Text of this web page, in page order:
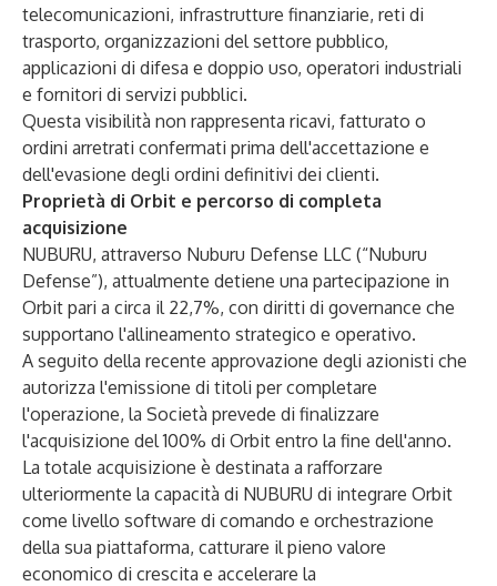
telecomunicazioni, infrastrutture finanziarie, reti di
trasporto, organizzazioni del settore pubblico,
applicazioni di difesa e doppio uso, operatori industriali
e fornitori di servizi pubblici.
Questa visibilità non rappresenta ricavi, fatturato o
ordini arretrati confermati prima dell'accettazione e
dell'evasione degli ordini definitivi dei clienti.
Proprietà di Orbit e percorso di completa
acquisizione
NUBURU, attraverso Nuburu Defense LLC (“Nuburu
Defense”), attualmente detiene una partecipazione in
Orbit pari a circa il 22,7%, con diritti di governance che
supportano l'allineamento strategico e operativo.
A seguito della recente approvazione degli azionisti che
autorizza l'emissione di titoli per completare
l'operazione, la Società prevede di finalizzare
l'acquisizione del 100% di Orbit entro la fine dell'anno.
La totale acquisizione è destinata a rafforzare
ulteriormente la capacità di NUBURU di integrare Orbit
come livello software di comando e orchestrazione
della sua piattaforma, catturare il pieno valore
economico di crescita e accelerare la